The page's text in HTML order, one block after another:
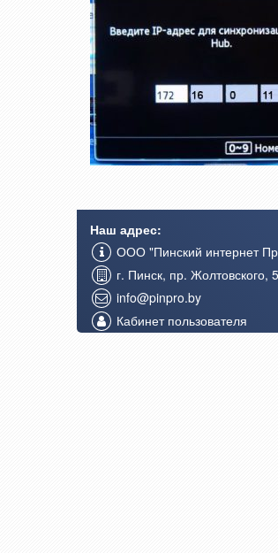
Наш адрес:
ООО "Пинский интернет
г. Пинск, пр. Жолтовского,
info@pinpro.by
Кабинет пользователя